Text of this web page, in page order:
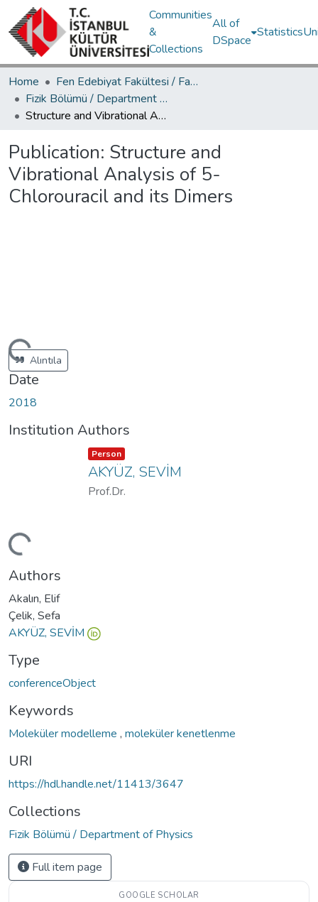
Communities
&
Collections
All of
DSpace
Statistics
Home
Fen Edebiyat Fakültesi / Faculty of Letters and Sciences
Fizik Bölümü / Department of Physics
Structure and Vibrational Analysis of 5-Chlorouracil and its Dimers
Publication: Structure and
Vibrational Analysis of 5-
Chlorouracil and its Dimers
Loading...Alıntıla
Date
2018
Institution Authors
Loading...
Item type:
Person ,
AKYÜZ, SEVİM
Prof.Dr.
Authors
Akalın, Elif
Çelik, Sefa
AKYÜZ, SEVİM
Type
conferenceObject
Keywords
Moleküler modelleme , moleküler kenetlenme
URI
https://hdl.handle.net/11413/3647
Collections
Fizik Bölümü / Department of Physics
Full item page
GOOGLE SCHOLAR